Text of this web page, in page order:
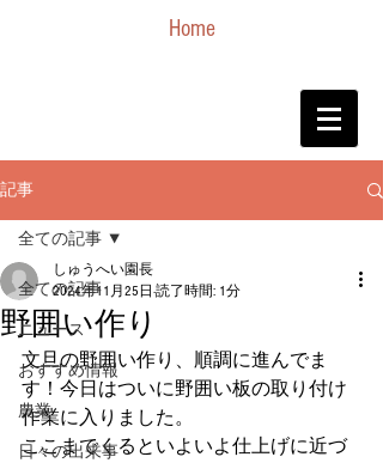
Home
記事
全ての記事
ニュース
おすすめ情報
農業
日々の出来事
全ての記事
野囲い作り
しゅうへい園長
2024年11月25日 読了時間: 1分
文旦の野囲い作り、順調に進んでま
す！今日はついに野囲い板の取り付け
作業に入りました。
ここまでくるといよいよ仕上げに近づ